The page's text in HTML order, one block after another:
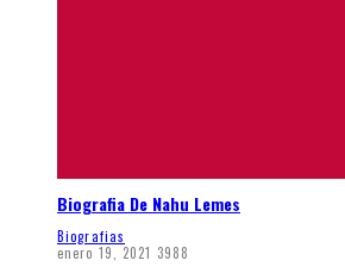
Biografia De Nahu Lemes
Biografias
enero 19, 2021 3988